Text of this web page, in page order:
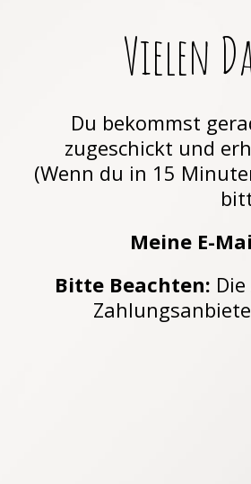
Vielen
Du bekommst
zugeschickt und
(Wenn du in 15
Meine E-
Bitte Beachten: